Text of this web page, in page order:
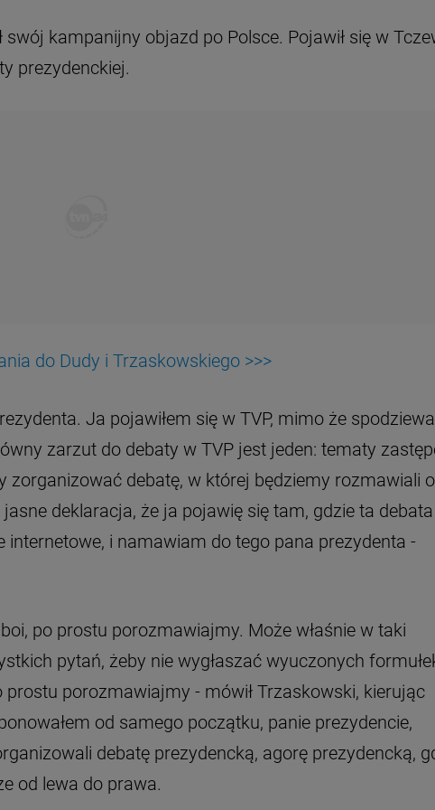
kampanijny objazd po Polsce. Pojawił się w
prezydenckiej.
do Dudy i Trzaskowskiego >>>
Ja pojawiłem się w TVP, mimo że
zarzut do debaty w TVP jest jeden: tematy
zorganizować debatę, w której będziemy rozmawiali o
deklaracja, że ja pojawię się tam, gdzie ta
i namawiam do tego pana prezydenta -
po prostu porozmawiajmy. Może właśnie w taki
pytań, żeby nie wygłaszać wyuczonych
porozmawiajmy - mówił Trzaskowski, kierując
od samego początku, panie prezydencie,
debatę prezydencką, agorę prezydencką,
od lewa do prawa.